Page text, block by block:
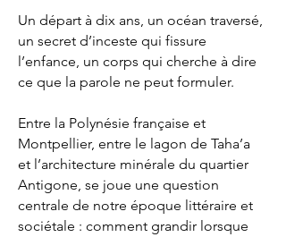
Un départ à dix ans, un océan traversé,
un secret d’inceste qui fissure
l’enfance, un corps qui cherche à dire
ce que la parole ne peut formuler.
Entre la Polynésie française et
Montpellier, entre le lagon de Taha’a
et l’architecture minérale du quartier
Antigone, se joue une question
centrale de notre époque littéraire et
sociétale : comment grandir lorsque